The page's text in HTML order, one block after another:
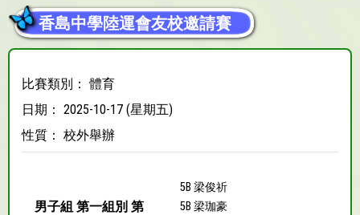
香島中學陸運會友校邀請賽
比賽類別： 體育
日期： 2025-10-17 (星期五)
性質： 校外舉辦
男子組 第一組別 第
5B 梁俊祈
5B 梁珈豪